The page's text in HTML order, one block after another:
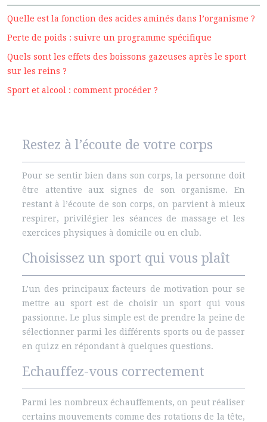
Quelle est la fonction des acides aminés dans l’organisme ?
Perte de poids : suivre un programme spécifique
Quels sont les effets des boissons gazeuses après le sport
sur les reins ?
Sport et alcool : comment procéder ?
Restez à l’écoute de votre corps
Pour se sentir bien dans son corps, la personne doit
être attentive aux signes de son organisme. En
restant à l’écoute de son corps, on parvient à mieux
respirer, privilégier les séances de massage et les
exercices physiques à domicile ou en club.
Choisissez un sport qui vous plaît
L’un des principaux facteurs de motivation pour se
mettre au sport est de choisir un sport qui vous
passionne. Le plus simple est de prendre la peine de
sélectionner parmi les différents sports ou de passer
en quizz en répondant à quelques questions.
Echauffez-vous correctement
Parmi les nombreux échauffements, on peut réaliser
certains mouvements comme des rotations de la tête,